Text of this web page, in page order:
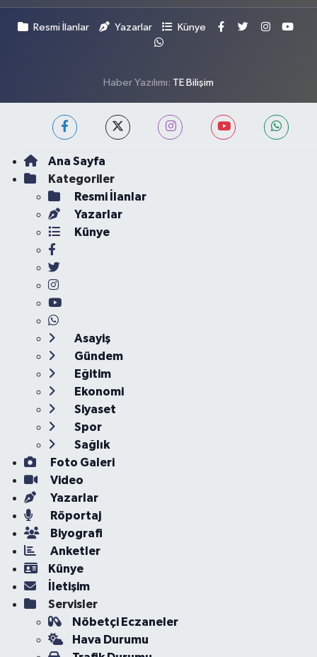
Resmi İlanlar Yazarlar Künye
Haber Yazılımı: TE Bilişim
Ana Sayfa
Kategoriler
Resmi İlanlar
Yazarlar
Künye
Asayiş
Gündem
Eğitim
Ekonomi
Siyaset
Spor
Sağlık
Foto Galeri
Video
Yazarlar
Röportaj
Biyografi
Anketler
Künye
İletişim
Servisler
Nöbetçi Eczaneler
Hava Durumu